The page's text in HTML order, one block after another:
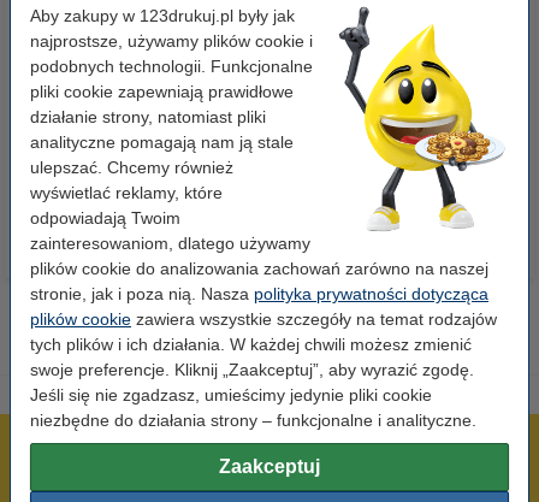
Aby zakupy w 123drukuj.pl były jak
najprostsze, używamy plików cookie i
podobnych technologii. Funkcjonalne
pliki cookie zapewniają prawidłowe
działanie strony, natomiast pliki
analityczne pomagają nam ją stale
ulepszać. Chcemy również
wyświetlać reklamy, które
odpowiadają Twoim
zainteresowaniom, dlatego używamy
plików cookie do analizowania zachowań zarówno na naszej
stronie, jak i poza nią. Nasza polityka prywatności dotycząca
plików cookie zawiera wszystkie szczegóły na temat rodzajów
tych plików i ich działania. W każdej chwili możesz zmienić
swoje preferencje. Kliknij „Zaakceptuj”, aby wyrazić zgodę.
Jeśli się nie zgadzasz, umieścimy jedynie pliki cookie
niezbędne do działania strony – funkcjonalne i analityczne.
Zaakceptuj
Papier ksero A4 80 g/m2 (500
szt.), 123drukuj
23,00 zł z VAT
Papier ksero A4 80 g/m2 (2500
szt.), 123drukuj (5 ryz)
110,00 zł z VAT
600 tysięcy zadowolonych klientów